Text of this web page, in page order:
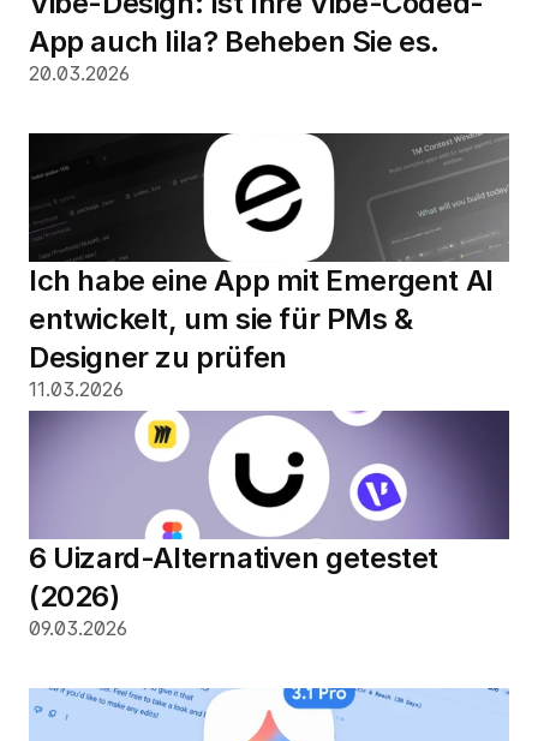
App auch lila? Beheben Sie es.
20.03.2026
Ich habe eine App mit Emergent AI
entwickelt, um sie für PMs &
Designer zu prüfen
11.03.2026
6 Uizard-Alternativen getestet
(2026)
09.03.2026